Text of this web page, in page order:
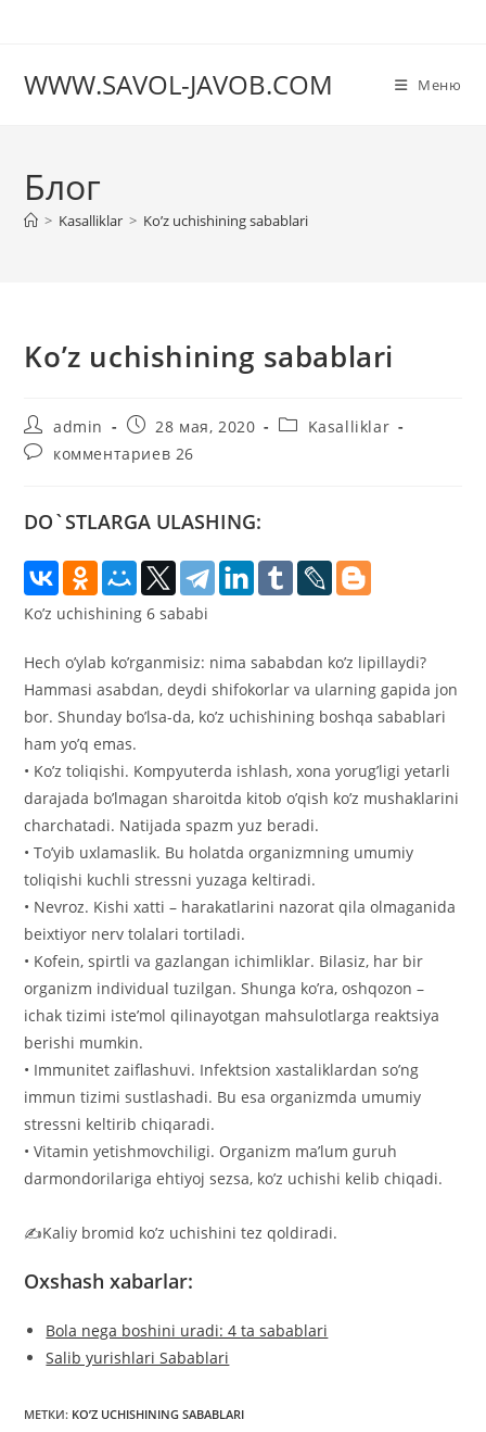
WWW.SAVOL-JAVOB.COM Меню
Блог
> Kasalliklar > Koʼz uchishining sabablari
Koʼz uchishining sabablari
Автор
записи:
admin
Запись
опубликована:
28 мая, 2020
РубрикаKasalliklar
Комментарии
комментариев 26
DO`STLARGA ULASHING:
Koʼz uchishining 6 sababi
Hech oʼylab koʼrganmisiz: nima sababdan koʼz lipillaydi?
Hammasi asabdan, deydi shifokorlar va ularning gapida jon
bor. Shunday boʼlsa-da, koʼz uchishining boshqa sabablari
ham yoʼq emas.
• Koʼz toliqishi. Kompyuterda ishlash, xona yorugʼligi yetarli
darajada boʼlmagan sharoitda kitob oʼqish koʼz mushaklarini
charchatadi. Natijada spazm yuz beradi.
• Toʼyib uxlamaslik. Bu holatda organizmning umumiy
toliqishi kuchli stressni yuzaga keltiradi.
• Nevroz. Kishi xatti – harakatlarini nazorat qila olmaganida
beixtiyor nerv tolalari tortiladi.
• Kofein, spirtli va gazlangan ichimliklar. Bilasiz, har bir
organizm individual tuzilgan. Shunga koʼra, oshqozon –
ichak tizimi isteʼmol qilinayotgan mahsulotlarga reaktsiya
berishi mumkin.
• Immunitet zaiflashuvi. Infektsion xastaliklardan soʼng
immun tizimi sustlashadi. Bu esa organizmda umumiy
stressni keltirib chiqaradi.
• Vitamin yetishmovchiligi. Organizm maʼlum guruh
darmondorilariga ehtiyoj sezsa, koʼz uchishi kelib chiqadi.
✍️Kaliy bromid koʼz uchishini tez qoldiradi.
Oxshash xabarlar:
Bola nega boshini uradi: 4 ta sabablari
Salib yurishlari Sabablari
МЕТКИ: KOʼZ UCHISHINING SABABLARI